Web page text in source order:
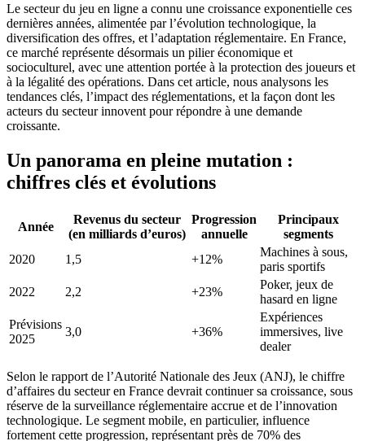
Le secteur du jeu en ligne a connu une croissance exponentielle ces
dernières années, alimentée par l’évolution technologique, la
diversification des offres, et l’adaptation réglementaire. En France,
ce marché représente désormais un pilier économique et
socioculturel, avec une attention portée à la protection des joueurs et
à la légalité des opérations. Dans cet article, nous analysons les
tendances clés, l’impact des réglementations, et la façon dont les
acteurs du secteur innovent pour répondre à une demande
croissante.
Un panorama en pleine mutation :
chiffres clés et évolutions
Année
Revenus du secteur
(en milliards d’euros)
Progression
annuelle
Principaux
segments
2020
1,5 +12%
Machines à sous,
paris sportifs
2022
2,2 +23%
Poker, jeux de
hasard en ligne
Prévisions
2025
3,0 +36%
Expériences
immersives, live
dealer
Selon le rapport de l’Autorité Nationale des Jeux (ANJ), le chiffre
d’affaires du secteur en France devrait continuer sa croissance, sous
réserve de la surveillance réglementaire accrue et de l’innovation
technologique. Le segment mobile, en particulier, influence
fortement cette progression, représentant près de 70% des